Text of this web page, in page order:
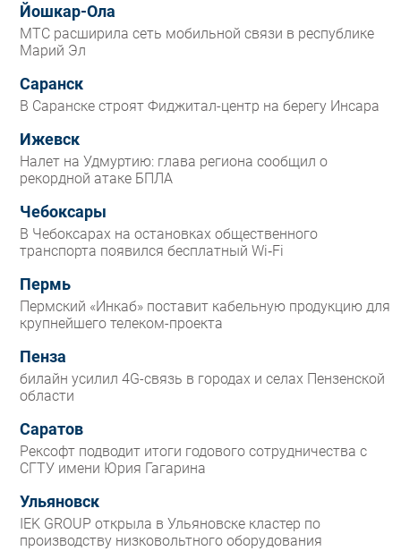
Йошкар-Ола
МТС расширила сеть мобильной связи в республике
Марий Эл
Саранск
В Саранске строят Фиджитал-центр на берегу Инсара
Ижевск
Налет на Удмуртию: глава региона сообщил о
рекордной атаке БПЛА
Чебоксары
В Чебоксарах на остановках общественного
транспорта появился бесплатный Wi‑Fi
Пермь
Пермский «Инкаб» поставит кабельную продукцию для
крупнейшего телеком-проекта
Пенза
билайн усилил 4G-связь в городах и селах Пензенской
области
Саратов
Рексофт подводит итоги годового сотрудничества с
СГТУ имени Юрия Гагарина
Ульяновск
IEK GROUP открыла в Ульяновске кластер по
производству низковольтного оборудования